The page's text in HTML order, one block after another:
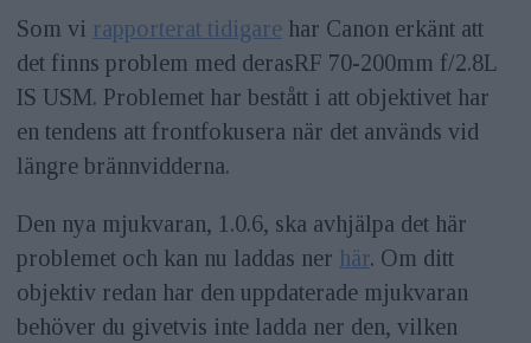
Som vi rapporterat tidigarehar Canon erkänt att
det finns problem med derasRF 70-200mm f/2.8L
IS USM. Problemet har bestått i att objektivet har
en tendens att frontfokusera när det används vid
längre brännvidderna.
Den nya mjukvaran, 1.0.6, ska avhjälpa det här
problemet och kan nu laddas ner här. Om ditt
objektiv redan har den uppdaterade mjukvaran
behöver du givetvis inte ladda ner den, vilken